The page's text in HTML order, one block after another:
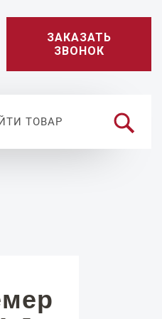
ЗАКАЗАТЬ
ЗВОНОК